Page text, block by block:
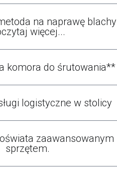
na naprawę blachy
więcej...
komora do śrutowania**
logistyczne w stolicy
zaawansowanym
sprzętem.